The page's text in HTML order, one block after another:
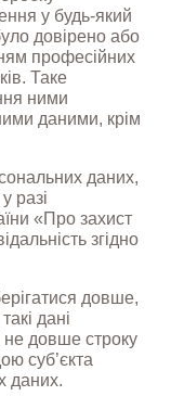
у будь-який
довірено або
професійних
Таке
ними
даними, крім
даних,
разі
«Про захист
згідно
довше,
дані
не довше строку
суб’єкта
даних.